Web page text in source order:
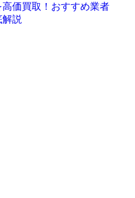
価買取！おすすめ業者
説